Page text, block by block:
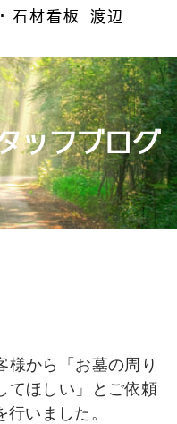
石材看板 渡辺
ッフブログ
様から「お墓の周り
てほしい」とご依頼
いました。
で
ナー
ップ
墓石
ーム
例集
え
替え
グ
せ